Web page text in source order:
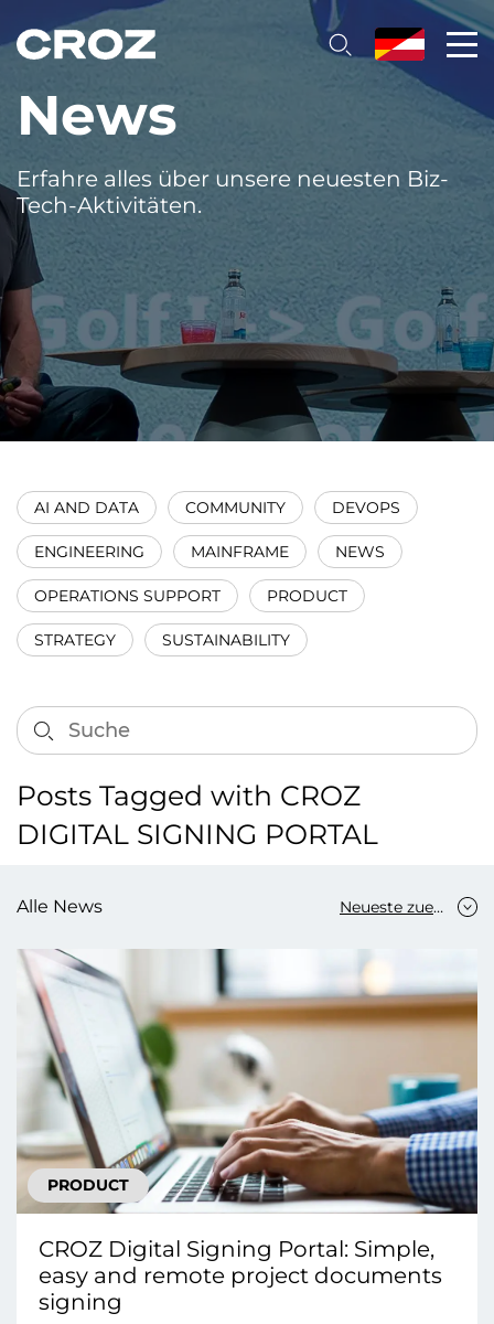
News
Erfahre alles über unsere neuesten Biz-
Tech-Aktivitäten.
AI AND DATA COMMUNITY DEVOPS
ENGINEERING MAINFRAME NEWS
OPERATIONS SUPPORT PRODUCT
STRATEGY SUSTAINABILITY
Posts Tagged with CROZ
DIGITAL SIGNING PORTAL
Alle News Neueste zuerst
PRODUCT
CROZ Digital Signing Portal: Simple,
easy and remote project documents
signing